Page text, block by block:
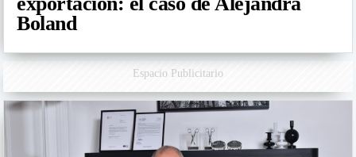
Boland
Espacio Publicitario